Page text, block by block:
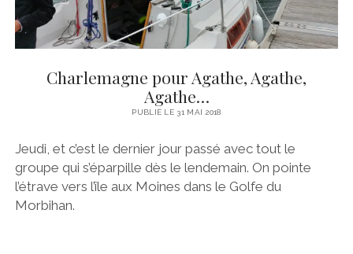
Charlemagne pour Agathe, Agathe,
Agathe…
PUBLIÉ LE 31 MAI 2018
Jeudi, et c’est le dernier jour passé avec tout le
groupe qui s’éparpille dès le lendemain. On pointe
l’étrave vers l’île aux Moines dans le Golfe du
Morbihan.